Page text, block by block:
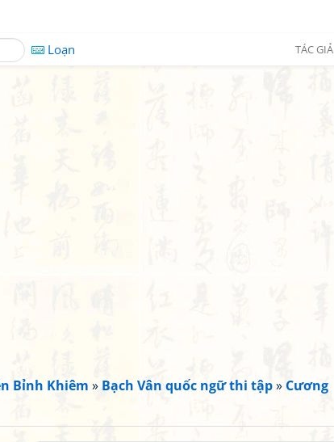
Loạn TÁC GIẢ
Bỉnh Khiêm » Bạch Vân quốc ngữ thi tập» Cương